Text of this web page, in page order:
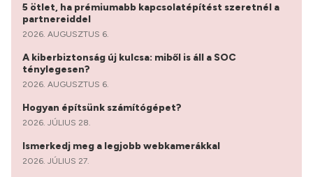
5 ötlet, ha prémiumabb kapcsolatépítést szeretnél a
partnereiddel
2026. AUGUSZTUS 6.
A kiberbiztonság új kulcsa: miből is áll a SOC
ténylegesen?
2026. AUGUSZTUS 6.
Hogyan építsünk számítógépet?
2026. JÚLIUS 28.
Ismerkedj meg a legjobb webkamerákkal
2026. JÚLIUS 27.